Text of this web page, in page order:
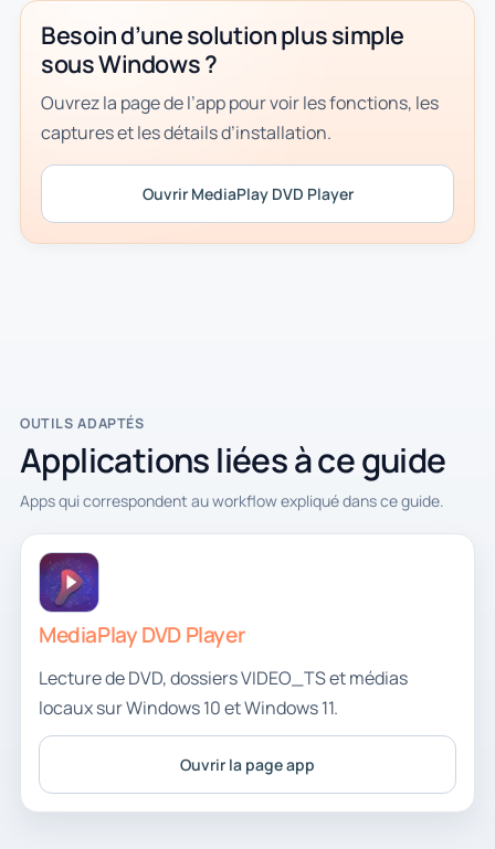
Besoin d’une solution plus simple
sous Windows ?
Ouvrez la page de l’app pour voir les fonctions, les
captures et les détails d’installation.
Ouvrir MediaPlay DVD Player
OUTILS ADAPTÉS
Applications liées à ce guide
Apps qui correspondent au workflow expliqué dans ce guide.
MediaPlay DVD Player
Lecture de DVD, dossiers VIDEO_TS et médias
locaux sur Windows 10 et Windows 11.
Ouvrir la page app